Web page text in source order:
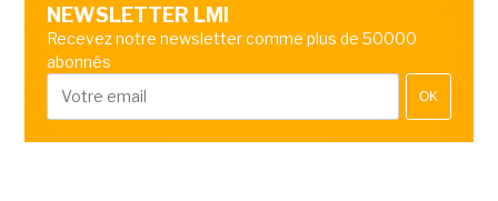
NEWSLETTER LMI
Recevez notre newsletter comme plus de 50000
abonnés
OK